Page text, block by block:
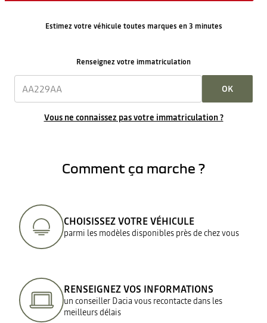
Estimez votre véhicule toutes marques en 3 minutes
Renseignez votre immatriculation
OK
Vous ne connaissez pas votre immatriculation ?
Comment ça marche ?
CHOISISSEZ VOTRE VÉHICULE
parmi les modèles disponibles près de chez vous
RENSEIGNEZ VOS INFORMATIONS
un conseiller Dacia vous recontacte dans les
meilleurs délais